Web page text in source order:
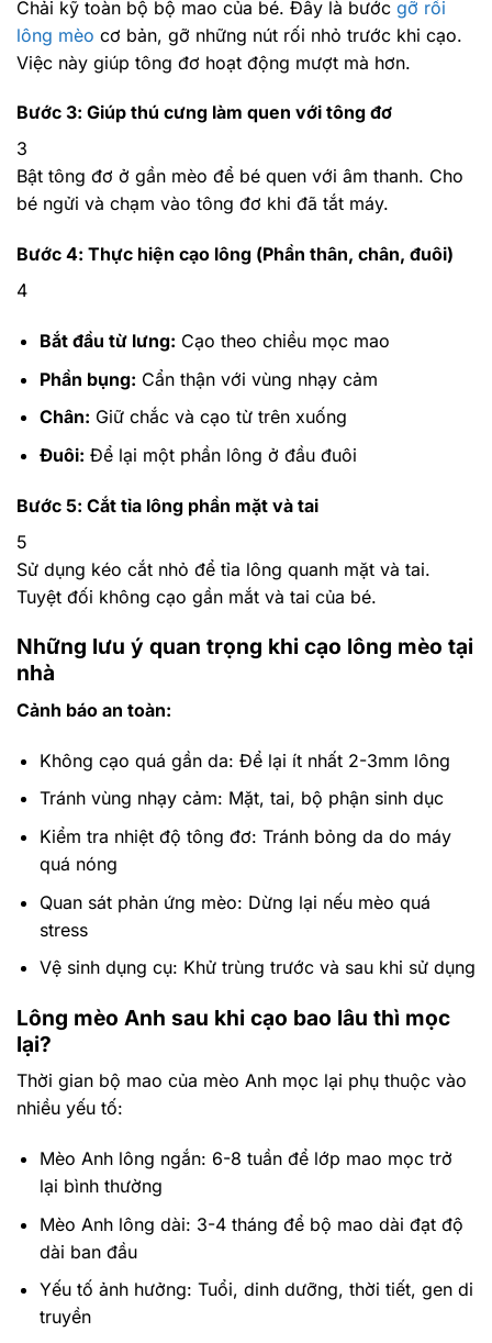
Chải kỹ toàn bộ bộ mao của bé. Đây là bước gỡ rối
lông mèo cơ bản, gỡ những nút rối nhỏ trước khi cạo.
Việc này giúp tông đơ hoạt động mượt mà hơn.
Bước 3: Giúp thú cưng làm quen với tông đơ
3
Bật tông đơ ở gần mèo để bé quen với âm thanh. Cho
bé ngửi và chạm vào tông đơ khi đã tắt máy.
Bước 4: Thực hiện cạo lông (Phần thân, chân, đuôi)
4
Bắt đầu từ lưng: Cạo theo chiều mọc mao
Phần bụng: Cẩn thận với vùng nhạy cảm
Chân: Giữ chắc và cạo từ trên xuống
Đuôi: Để lại một phần lông ở đầu đuôi
Bước 5: Cắt tỉa lông phần mặt và tai
5
Sử dụng kéo cắt nhỏ để tỉa lông quanh mặt và tai.
Tuyệt đối không cạo gần mắt và tai của bé.
Những lưu ý quan trọng khi cạo lông mèo tại
nhà
Cảnh báo an toàn:
Không cạo quá gần da: Để lại ít nhất 2-3mm lông
Tránh vùng nhạy cảm: Mặt, tai, bộ phận sinh dục
Kiểm tra nhiệt độ tông đơ: Tránh bỏng da do máy
quá nóng
Quan sát phản ứng mèo: Dừng lại nếu mèo quá
stress
Vệ sinh dụng cụ: Khử trùng trước và sau khi sử dụng
Lông mèo Anh sau khi cạo bao lâu thì mọc
lại?
Thời gian bộ mao của mèo Anh mọc lại phụ thuộc vào
nhiều yếu tố:
Mèo Anh lông ngắn: 6-8 tuần để lớp mao mọc trở
lại bình thường
Mèo Anh lông dài: 3-4 tháng để bộ mao dài đạt độ
dài ban đầu
Yếu tố ảnh hưởng: Tuổi, dinh dưỡng, thời tiết, gen di
truyền